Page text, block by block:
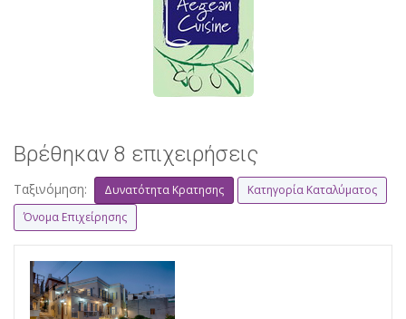
Βρέθηκαν 8 επιχειρήσεις
Ταξινόμηση: Δυνατότητα Κρατησης
Κατηγορία Καταλύματος
Όνομα Επιχείρησης